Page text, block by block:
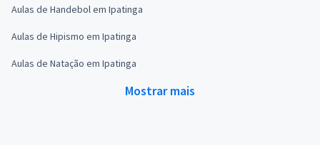
Aulas de Handebol em Ipatinga
Aulas de Hipismo em Ipatinga
Aulas de Natação em Ipatinga
Mostrar mais